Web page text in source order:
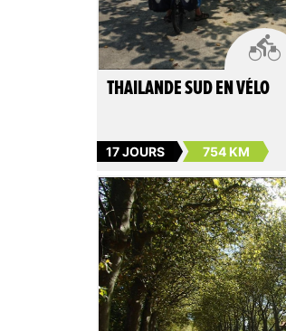

THAILANDE SUD EN VÉLO
17 JOURS 754 KM